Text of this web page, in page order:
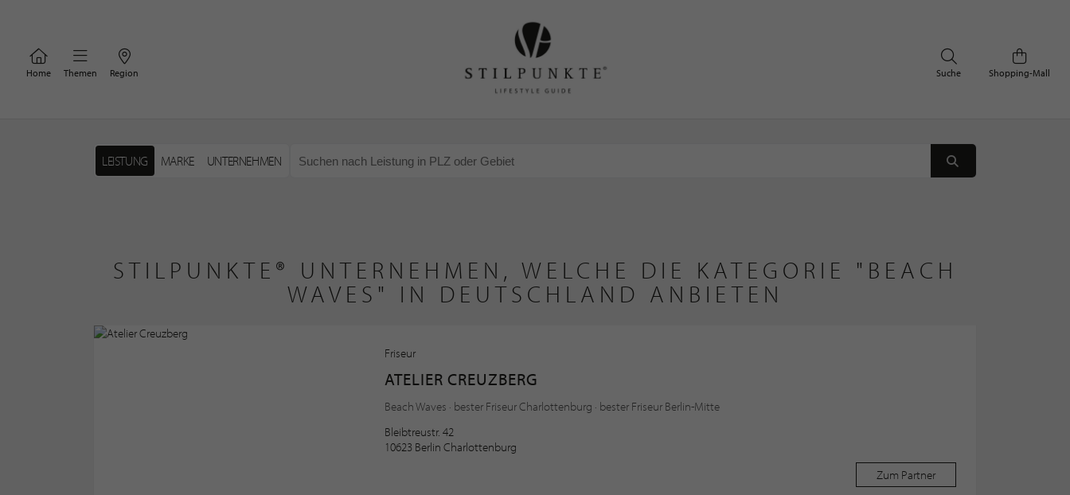
Home Themen Region Shopping-Mall
Suche
LEISTUNG MARKE UNTERNEHMEN
STILPUNKTE® UNTERNEHMEN, WELCHE DIE KATEGORIE "BEACH
WAVES" IN DEUTSCHLAND ANBIETEN
Friseur
ATELIER CREUZBERG
Beach Waves · bester Friseur Charlottenburg · bester Friseur Berlin-Mitte
Bleibtreustr. 42
10623 Berlin Charlottenburg
Zum Partner